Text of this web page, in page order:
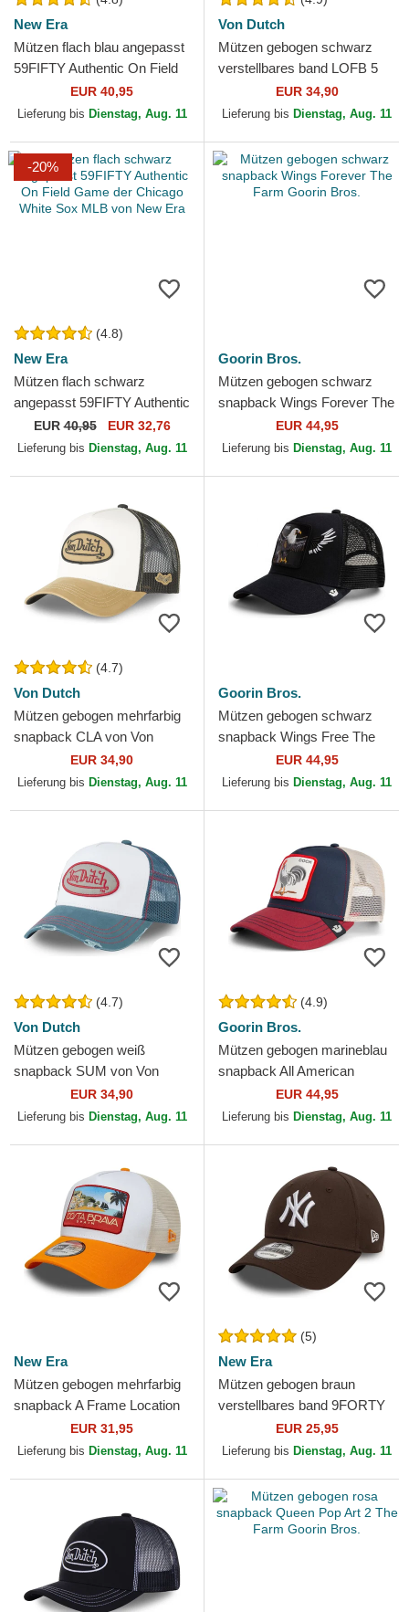
New Era
Mützen flach blau angepasst
59FIFTY Authentic On Field
Game der Los Angeles
Dodgers MLB von New Era
EUR 40,95
Lieferung bis Dienstag, Aug. 11
Von Dutch
Mützen gebogen schwarz
verstellbares band LOFB 5
von Von DutchEUR 34,90
Lieferung bis Dienstag, Aug. 11
-20%
(4.8)
New Era
Mützen flach schwarz
angepasst 59FIFTY Authentic
On Field Game der Chicago
White Sox MLB von New Era
EUR40,95 EUR 32,76
Lieferung bis Dienstag, Aug. 11
Goorin Bros.
Mützen gebogen schwarz
snapback Wings Forever The
Farm Goorin Bros.
EUR 44,95
Lieferung bis Dienstag, Aug. 11
(4.7)
Von Dutch
Mützen gebogen mehrfarbig
snapback CLA von Von
EUR 34,90
Lieferung bis Dienstag, Aug. 11
Goorin Bros.
Mützen gebogen schwarz
snapback Wings Free The
Farm Goorin Bros.
EUR 44,95
Lieferung bis Dienstag, Aug. 11
(4.7)
Von Dutch
Mützen gebogen weiß
snapback SUM von Von
EUR 34,90
Lieferung bis Dienstag, Aug. 11
(4.9)
Goorin Bros.
Mützen gebogen marineblau
snapback All American
Rooster The Farm Goorin
Bros.
EUR 44,95
Lieferung bis Dienstag, Aug. 11
New Era
Mützen gebogen mehrfarbig
snapback A Frame Location
Patch der Costa Brava von
New Era
EUR 31,95
Lieferung bis Dienstag, Aug. 11
(5)
New Era
Mützen gebogen braun
verstellbares band 9FORTY
League Essential der New
York Yankees MLB von New
EUR 25,95
Lieferung bis Dienstag, Aug. 11